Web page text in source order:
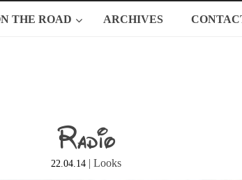
THE ROAD ARCHIVES
Radio
22.04.14 | Looks